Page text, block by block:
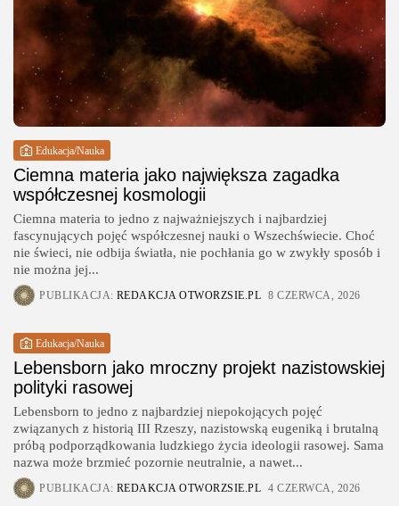
Edukacja/Nauka
Ciemna materia jako największa zagadka
współczesnej kosmologii
Ciemna materia to jedno z najważniejszych i najbardziej
fascynujących pojęć współczesnej nauki o Wszechświecie. Choć
nie świeci, nie odbija światła, nie pochłania go w zwykły sposób i
nie można jej...
PUBLIKACJA: REDAKCJA OTWORZSIE.PL 8 CZERWCA, 2026
Edukacja/Nauka
Lebensborn jako mroczny projekt nazistowskiej
polityki rasowej
Lebensborn to jedno z najbardziej niepokojących pojęć
związanych z historią III Rzeszy, nazistowską eugeniką i brutalną
próbą podporządkowania ludzkiego życia ideologii rasowej. Sama
nazwa może brzmieć pozornie neutralnie, a nawet...
PUBLIKACJA: REDAKCJA OTWORZSIE.PL 4 CZERWCA, 2026